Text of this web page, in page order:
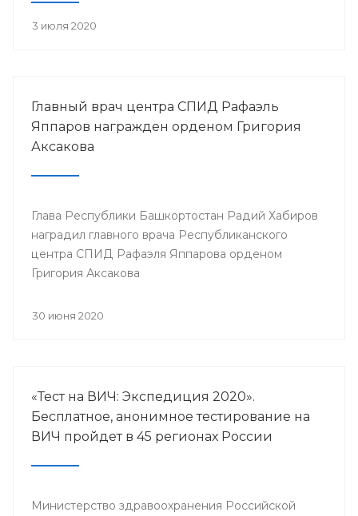
3 июля 2020
Главный врач центра СПИД Рафаэль
Яппаров награжден орденом Григория
Аксакова
Глава Республики Башкортостан Радий Хабиров
наградил главного врача Республиканского
центра СПИД Рафаэля Яппарова орденом
Григория Аксакова
30 июня 2020
«Тест на ВИЧ: Экспедиция 2020».
Бесплатное, анонимное тестирование на
ВИЧ пройдет в 45 регионах России
Министерство здравоохранения Российской